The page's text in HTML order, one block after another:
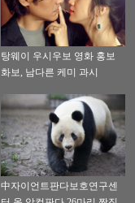
탕웨이 우시우보 영화 홍보
화보, 남다른 케미 과시
中자이언트판다보호연구센